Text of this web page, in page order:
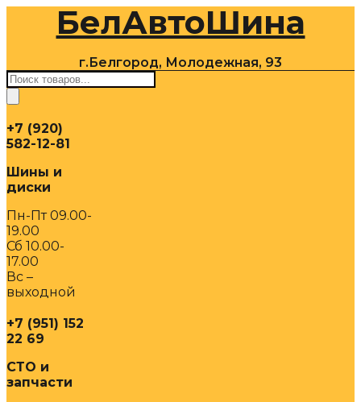
содержимомуБелАвтоШина
г.Белгород, Молодежная, 93
Поиск
товаров
+7 (920)
582-12-81
Шины и
диски
Пн-Пт 09.00-
19.00
Сб 10.00-
17.00
Вс –
выходной
+7 (951) 152
22 69
СТО и
запчасти